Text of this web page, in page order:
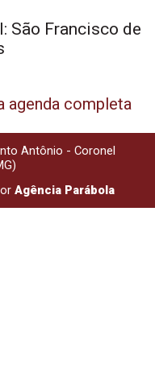
São Francisco de
agenda completa
Antônio - Coronel
Agência Parábola